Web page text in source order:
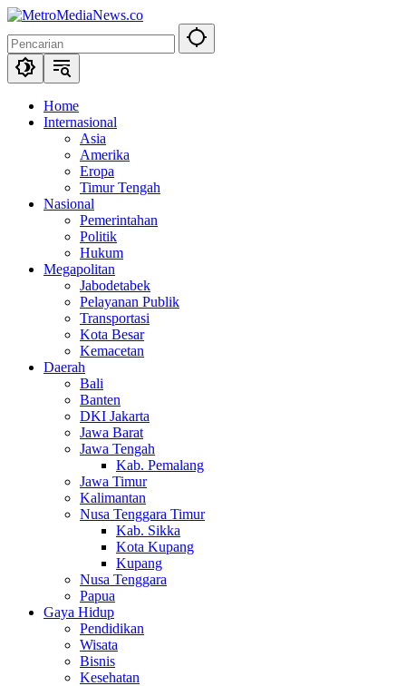
Langsung
konten
Home
Internasional
Asia
Amerika
Eropa
Timur Tengah
Nasional
Pemerintahan
Politik
Hukum
Megapolitan
Jabodetabek
Pelayanan Publik
Transportasi
Kota Besar
Kemacetan
Daerah
Bali
Banten
DKI Jakarta
Jawa Barat
Jawa Tengah
Kab. Pemalang
Jawa Timur
Kalimantan
Nusa Tenggara Timur
Kab. Sikka
Kota Kupang
Kupang
Nusa Tenggara
Papua
Gaya Hidup
Pendidikan
Wisata
Bisnis
Kesehatan